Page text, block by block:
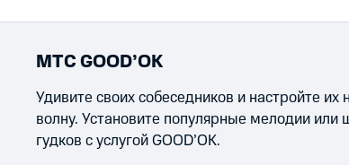
МТС GOOD’OK
Удивите своих собеседников и настройте их
волну. Установите популярные мелодии или
гудков с услугой GOOD’OK.